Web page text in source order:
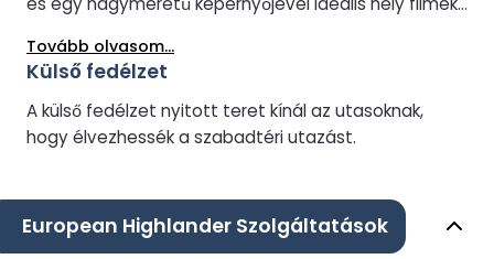
pihennek.
az utazás során megrendezett műsorok élvezetére.
Ez a nyugodt, informális hely egyéni utazók és
családok számára egyaránt alkalmas. Bizonyos
időpontokban családi és gyermekfilmeket vetítenek,
kikapcsolódni, akár a tevékenységek között pihenni
szeretne, akár a fedélzeten élvezni szeretné a filmek
Tovább olvasom...
Külső fedélzet
A külső fedélzet nyitott teret kínál az utasoknak,
hogy élvezhessék a szabadtéri utazást.
European Highlander Szolgáltatások